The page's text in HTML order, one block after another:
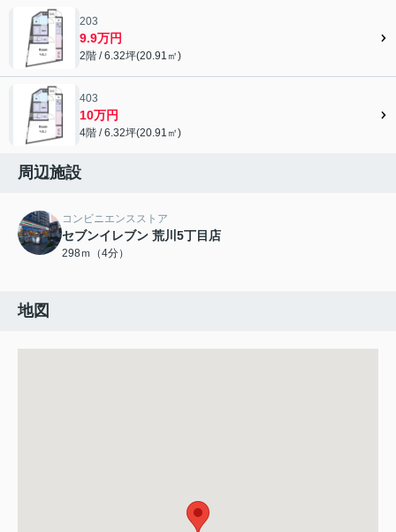
203
9.9万円
2階 / 6.32坪(20.91㎡)
403
10万円
4階 / 6.32坪(20.91㎡)
周辺施設
コンビニエンスストア
セブンイレブン 荒川5丁目店
298ｍ（4分）
地図